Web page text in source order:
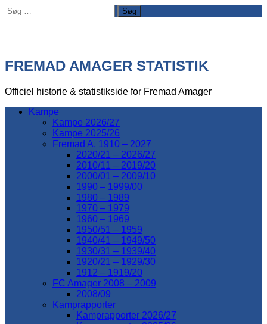
Søg
efter:
FREMAD AMAGER STATISTIK
Officiel historie & statistikside for Fremad Amager
Kampe
Kampe 2026/27
Kampe 2025/26
Fremad A. 1910 – 2027
2020/21 – 2026/27
2010/11 – 2019/20
2000/01 – 2009/10
1990 – 1999/00
1980 – 1989
1970 – 1979
1960 – 1969
1950/51 – 1959
1940/41 – 1949/50
1930/31 – 1939/40
1920/21 – 1929/30
1912 – 1919/20
FC Amager 2008 – 2009
2008/09
Kamprapporter
Kamprapporter 2026/27